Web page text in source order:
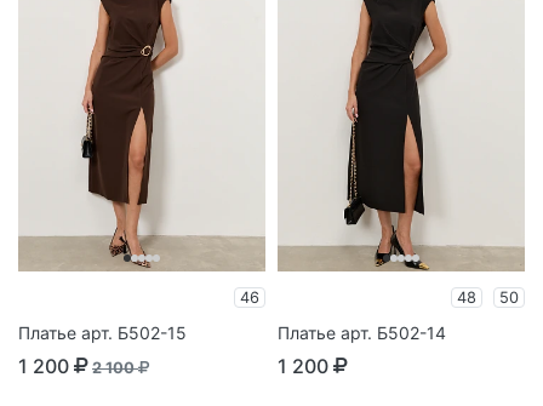
46
Платье арт. Б502-15
1 200 2 100
48 50
Платье арт. Б502-14
1 200